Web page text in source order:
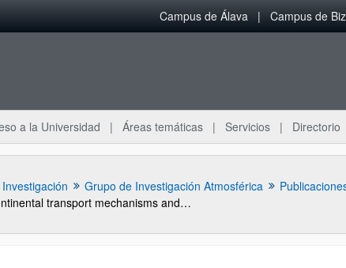
Campus de Álava Campus de
a la Universidad Áreas temáticas Servicios Directorio
Investigación Grupo de Investigación Atmosférica
Sub-continental transport mechanisms and pathways during two ozone episodes in northern Spain